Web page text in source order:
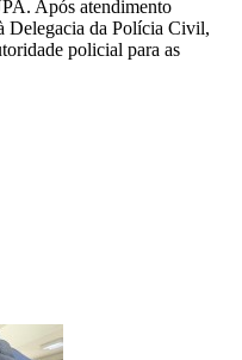
Após atendimento
Delegacia da Polícia Civil,
policial para as